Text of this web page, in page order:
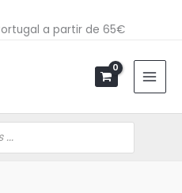
a partir de 65€